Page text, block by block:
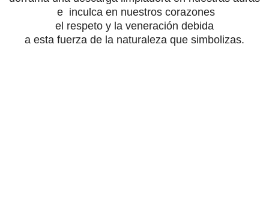
e inculca en nuestros corazones
el respeto y la veneración debida
a esta fuerza de la naturaleza que simbolizas.